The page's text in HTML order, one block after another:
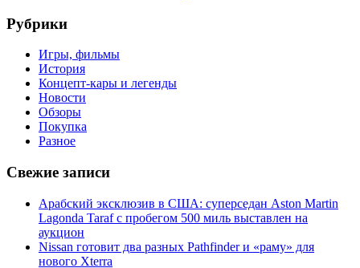
Рубрики
Игры, фильмы
История
Концепт-кары и легенды
Новости
Обзоры
Покупка
Разное
Свежие записи
Арабский эксклюзив в США: суперседан Aston Martin
Lagonda Taraf с пробегом 500 миль выставлен на
аукцион
Nissan готовит два разных Pathfinder и «раму» для
нового Xterra